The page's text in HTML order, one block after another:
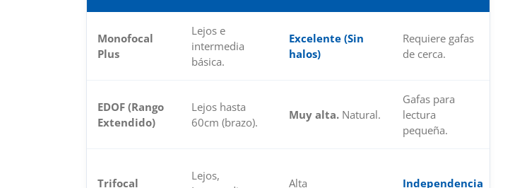
Monofocal
Plus
Lejos e
intermedia
básica.
Excelente (Sin
halos)
Requiere gafas
de cerca.
EDOF (Rango
Extendido)
Lejos hasta
60cm (brazo).
Muy alta.Natural.
Gafas para
lectura
pequeña.
Trifocal
Lejos,
Alta
Independencia